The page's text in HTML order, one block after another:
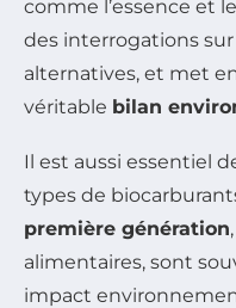
comme l’essence et
des interrogations
alternatives, et met
véritable bilan
Il est aussi essentiel
types de
première génération
alimentaires, sont
impact